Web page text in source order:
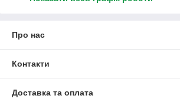
Про нас
Контакти
Доставка та оплата